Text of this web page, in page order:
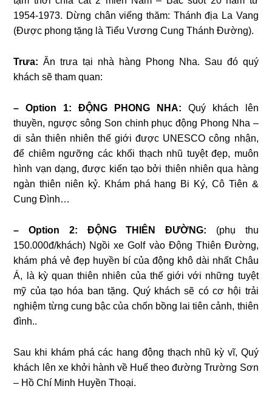
1954-1973. Dừng chân viếng thăm: Thánh địa La Vang
(Được phong tặng là Tiểu Vương Cung Thánh Đường).
Trưa: Ăn trưa tại nhà hàng Phong Nha. Sau đó quý
khách sẽ tham quan:
– Option 1: ĐỘNG PHONG NHA: Quý khách lên
thuyền, ngược sông Son chinh phục động Phong Nha –
di sản thiên nhiên thế giới được UNESCO công nhận,
để chiêm ngưỡng các khối thạch nhũ tuyệt đẹp, muôn
hình vạn dạng, được kiến tạo bởi thiên nhiên qua hàng
ngàn thiên niên kỷ. Khám phá hang Bi Ký, Cô Tiên &
Cung Đình…
– Option 2: ĐỘNG THIÊN ĐƯỜNG: (phụ thu
150.000đ/khách) Ngồi xe Golf vào Động Thiên Đường,
khám phá vẻ đẹp huyền bí của động khô dài nhất Châu
Á, là kỳ quan thiên nhiên của thế giới với những tuyệt
mỹ của tạo hóa ban tặng. Quý khách sẽ có cơ hội trải
nghiệm từng cung bậc của chốn bồng lai tiên cảnh, thiên
đình..
Sau khi khám phá các hang động thạch nhũ kỳ vĩ, Quý
khách lên xe khởi hành về Huế theo đường Trường Sơn
– Hồ Chí Minh Huyền Thoại.